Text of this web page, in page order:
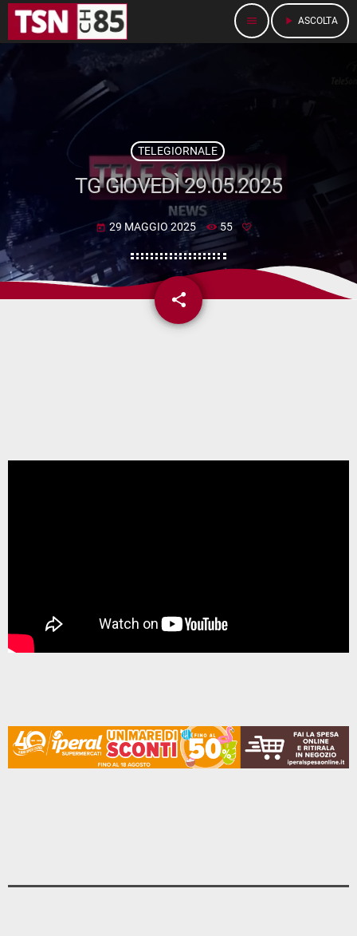
menu play_arrow ASCOLTA
TELEGIORNALE
TG GIOVEDÌ 29.05.2025
today 29 MAGGIO 2025 55
share
email